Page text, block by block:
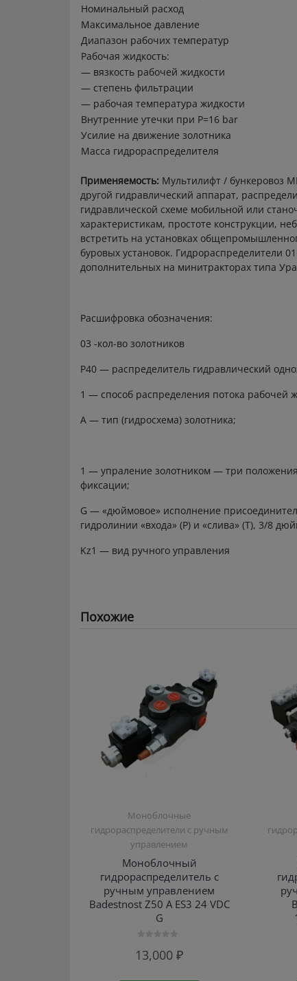
Номинальный расход
Максимальное давление
Диапазон рабочих температур
Рабочая жидкость:
— вязкость рабочей жидкости
— степень фильтрации
— рабочая температура жидкости
Внутренние утечки при Р=16 bar
Усилие на движение золотника
Масса гидрораспределителя
Применяемость: Мультилифт / бункеровоз
другой гидравлический аппарат,
гидравлической схеме мобильной или
характеристикам, простоте конструкции,
встретить на установках
буровых установок. Гидрораспределители
дополнительных на минитракторах типа
Расшифровка обозначения:
03 -кол-во золотников
P40 — распределитель гидравлический
1 — способ распределения потока рабочей
А — тип (гидросхема) золотника;
1 — упраление золотником — три
фиксации;
G — «дюймовое» исполнение
гидролинии «входа» (Р) и «слива» (Т), 3/8
Kz1 — вид ручного управления
Похожие
Моноблочные
гидрораспределители с ручным
управлением
Моноблочный
гидрораспределитель с
ручным управлением
Badestnost Z50 A ES3 24 VDC
G
013,000 ₽